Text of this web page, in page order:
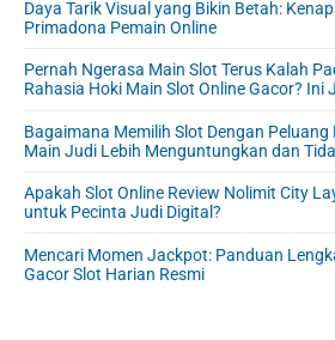
Daya Tarik Visual yang Bikin Betah:
Primadona Pemain Online
Pernah Ngerasa Main Slot Terus Kalah
Rahasia Hoki Main Slot Online Gacor? Ini
Bagaimana Memilih Slot Dengan
Main Judi Lebih Menguntungkan dan
Apakah Slot Online Review Nolimit City
untuk Pecinta Judi Digital?
Mencari Momen Jackpot: Panduan
Gacor Slot Harian Resmi